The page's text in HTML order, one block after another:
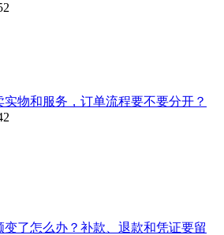
物和服务，订单流程要不要分开？
变了怎么办？补款、退款和凭证要留